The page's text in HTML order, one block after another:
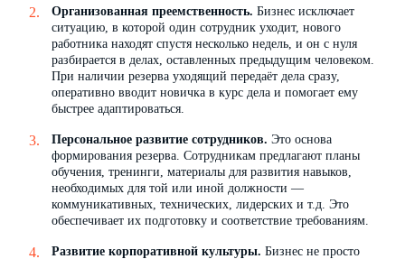
Организованная преемственность. Бизнес исключает
ситуацию, в которой один сотрудник уходит, нового
работника находят спустя несколько недель, и он с нуля
разбирается в делах, оставленных предыдущим человеком.
При наличии резерва уходящий передаёт дела сразу,
оперативно вводит новичка в курс дела и помогает ему
быстрее адаптироваться.
Персональное развитие сотрудников. Это основа
формирования резерва. Сотрудникам предлагают планы
обучения, тренинги, материалы для развития навыков,
необходимых для той или иной должности —
коммуникативных, технических, лидерских и т.д. Это
обеспечивает их подготовку и соответствие требованиям.
Развитие корпоративной культуры. Бизнес не просто